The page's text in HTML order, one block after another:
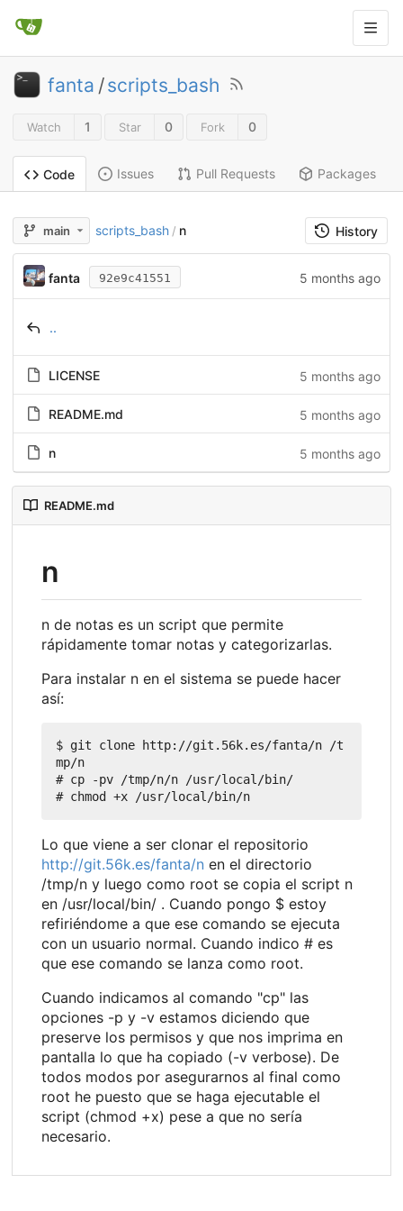
fanta /scripts_bash
Watch 1 Star 0 Fork 0
Code Issues Pull Requests Packages
main scripts_bash / n History
fanta 92e9c41551 5 months ago
..
LICENSE 5 months ago
README.md 5 months ago
n 5 months ago
README.md
n
n de notas es un script que permite
rápidamente tomar notas y categorizarlas.
Para instalar n en el sistema se puede hacer
así:
$ git clone http://git.56k.es/fanta/n /t
mp/n
# cp -pv /tmp/n/n /usr/local/bin/
Lo que viene a ser clonar el repositorio
http://git.56k.es/fanta/n en el directorio
/tmp/n y luego como root se copia el script n
en /usr/local/bin/ . Cuando pongo $ estoy
refiriéndome a que ese comando se ejecuta
con un usuario normal. Cuando indico # es
que ese comando se lanza como root.
Cuando indicamos al comando "cp" las
opciones -p y -v estamos diciendo que
preserve los permisos y que nos imprima en
pantalla lo que ha copiado (-v verbose). De
todos modos por asegurarnos al final como
root he puesto que se haga ejecutable el
script (chmod +x) pese a que no sería
necesario.